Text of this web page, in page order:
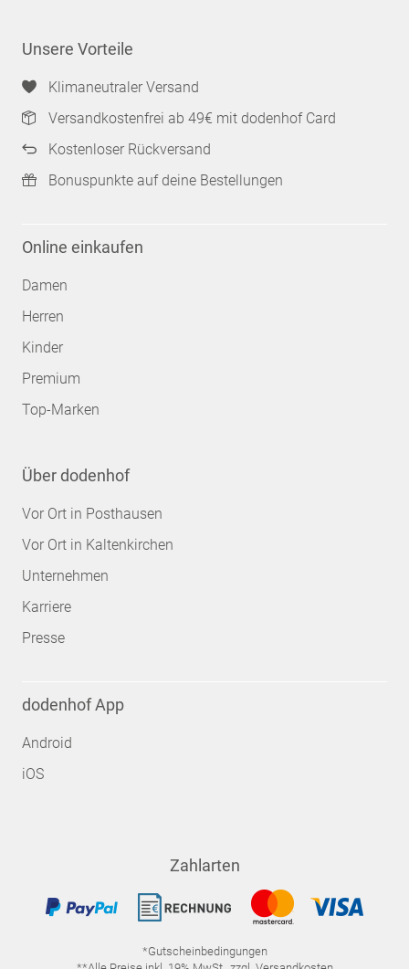
Unsere Vorteile
Klimaneutraler Versand
Versandkostenfrei ab 49€ mit dodenhof Card
Kostenloser Rückversand
Bonuspunkte auf deine Bestellungen
Online einkaufen
Damen
Herren
Kinder
Premium
Top-Marken
Über dodenhof
Vor Ort in Posthausen
Vor Ort in Kaltenkirchen
Unternehmen
Karriere
Presse
dodenhof App
Android
iOS
Zahlarten
*Gutscheinbedingungen